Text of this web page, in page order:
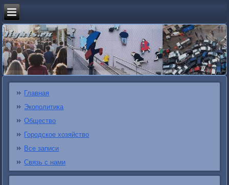
Главная
Экополитика
Общество
Городское хозяйство
Все записи
Связь с нами